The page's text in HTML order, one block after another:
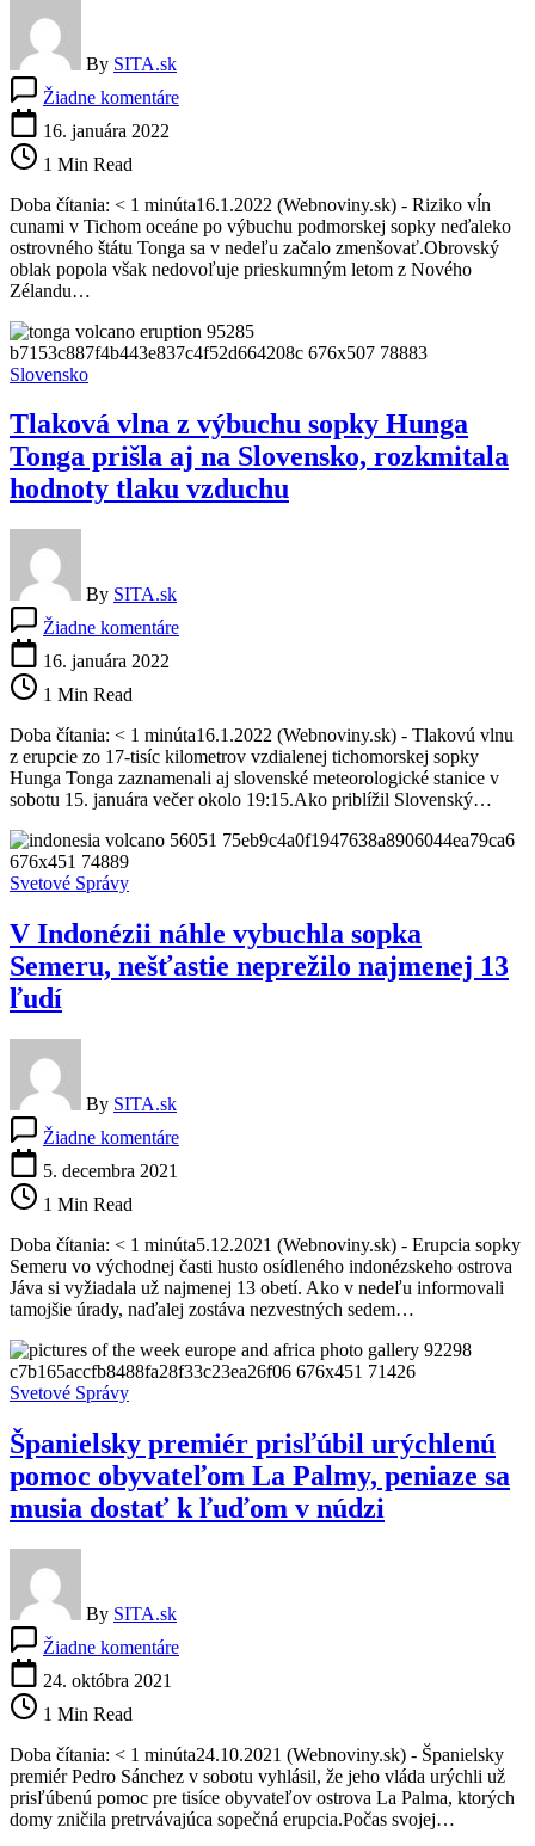
By SITA.sk
Žiadne komentáreRiziko
Hunga
Tonga
sa
znižuje,
obrovský
oblak
popola
lety
16. januára 2022
1 Min Read
Doba čítania: < 1 minúta16.1.2022 (Webnoviny.sk) - Riziko vĺn
cunami v Tichom oceáne po výbuchu podmorskej sopky neďaleko
ostrovného štátu Tonga sa v nedeľu začalo zmenšovať.Obrovský
oblak popola však nedovoľuje prieskumným letom z Nového
Zélandu…
Slovensko
Tlaková vlna z výbuchu sopky Hunga
Tonga prišla aj na Slovensko, rozkmitala
hodnoty tlaku vzduchu
By SITA.sk
Žiadne komentáreTlaková
Hunga
Tonga
prišla
aj
na
Slovensko,
vzduchu
16. januára 2022
1 Min Read
Doba čítania: < 1 minúta16.1.2022 (Webnoviny.sk) - Tlakovú vlnu
z erupcie zo 17-tisíc kilometrov vzdialenej tichomorskej sopky
Hunga Tonga zaznamenali aj slovenské meteorologické stanice v
sobotu 15. januára večer okolo 19:15.Ako priblížil Slovenský…
Svetové Správy
V Indonézii náhle vybuchla sopka
Semeru, nešťastie neprežilo najmenej 13
ľudí
By SITA.sk
Žiadne komentáreV
Semeru,
nešťastie
neprežilo
najmenej
ľudí
5. decembra 2021
1 Min Read
Doba čítania: < 1 minúta5.12.2021 (Webnoviny.sk) - Erupcia sopky
Semeru vo východnej časti husto osídleného indonézskeho ostrova
Jáva si vyžiadala už najmenej 13 obetí. Ako v nedeľu informovali
tamojšie úrady, naďalej zostáva nezvestných sedem…
Svetové Správy
Španielsky premiér prisľúbil urýchlenú
pomoc obyvateľom La Palmy, peniaze sa
musia dostať k ľuďom v núdzi
By SITA.sk
Žiadne komentáreŠpanielsky
obyvateľom
La
Palmy,
peniaze
24. októbra 2021
1 Min Read
Doba čítania: < 1 minúta24.10.2021 (Webnoviny.sk) - Španielsky
premiér Pedro Sánchez v sobotu vyhlásil, že jeho vláda urýchli už
prisľúbenú pomoc pre tisíce obyvateľov ostrova La Palma, ktorých
domy zničila pretrvávajúca sopečná erupcia.Počas svojej…